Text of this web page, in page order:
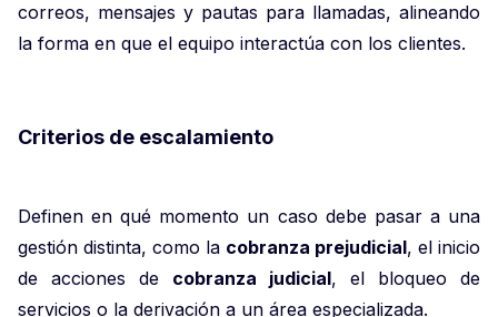
correos, mensajes y pautas para llamadas, alineando
la forma en que el equipo interactúa con los clientes.
Criterios de escalamiento
Definen en qué momento un caso debe pasar a una
gestión distinta, como la cobranza prejudicial, el inicio
de acciones de cobranza judicial, el bloqueo de
servicios o la derivación a un área especializada.